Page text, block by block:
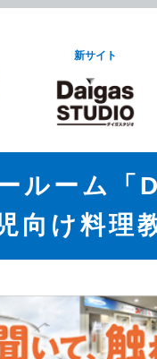
新サイト
ルーム「
向け料理